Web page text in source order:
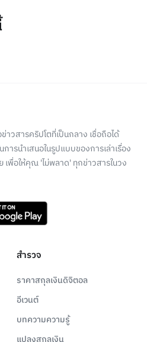
าวสารคริปโตที่เป็นกลาง เชื่อถือได้
ารนำเสนอในรูปแบบของการเล่าเรื่อง
เพื่อให้คุณ 'ไม่พลาด' ทุกข่าวสารในวง
สำรวจ
ราคาสกุลเงินดิจิตอล
อีเวนต์
บทความความรู้
แปลงสกุลเงิน